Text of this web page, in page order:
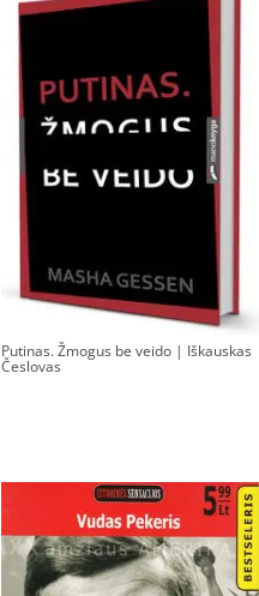
Putinas. Žmogus be veido | Iškauskas
Česlovas